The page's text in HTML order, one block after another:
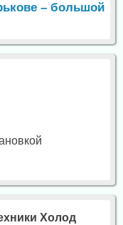
– большой
Холод